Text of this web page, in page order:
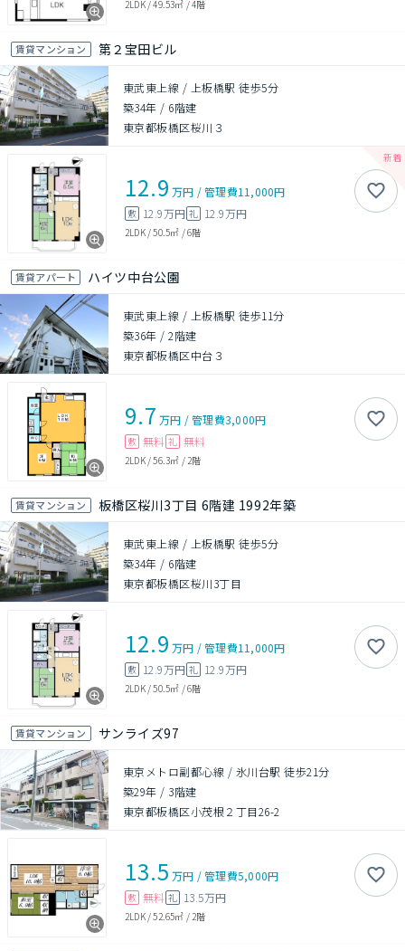
2LDK/49.53㎡ /4階
賃貸マンション 第２宝田ビル
東武東上線 / 上板橋駅 徒歩5分
築34年 / 6階建
東京都板橋区桜川３
12.9 万円 /管理費11,000円
敷 12.9万円 礼 12.9万円
2LDK/50.5㎡ /6階
賃貸アパート ハイツ中台公園
東武東上線 / 上板橋駅 徒歩11分
築36年 /2階建
東京都板橋区中台３
9.7 万円 /管理費3,000円
敷 無料 礼 無料
2LDK/56.3㎡ / 2階
賃貸マンション 板橋区桜川3丁目 6階建 1992年築
東武東上線 / 上板橋駅 徒歩5分
築34年 / 6階建
東京都板橋区桜川3丁目
12.9 万円 /管理費11,000円
敷 12.9万円 礼 12.9万円
2LDK/50.5㎡ /6階
賃貸マンション サンライズ97
東京メトロ副都心線 / 氷川台駅 徒歩21分
築29年 / 3階建
東京都板橋区小茂根２丁目26-2
13.5 万円 /管理費5,000円
敷 無料 礼 13.5万円
2LDK/52.65㎡ / 2階